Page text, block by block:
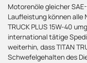
Motorenöle gleicher
Laufleistung können alle
TRUCK PLUS 15W-40
international tätige
weiterhin, dass TITAN
Schwefelgehalten des